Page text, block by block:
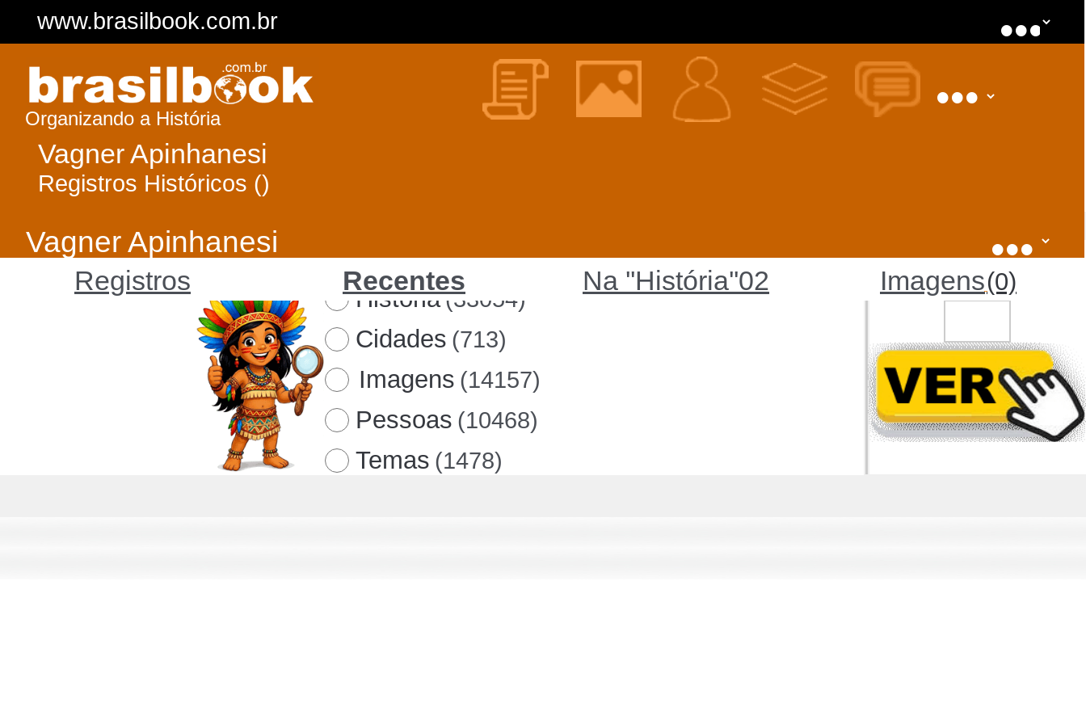
www.brasilbook.com.br
Organizando a História
Vagner Apinhanesi
Registros Históricos ()
Vagner Apinhanesi
Registros Recentes Na ''História''02 Imagens(0)
História(33054)
Cidades (713)
Imagens (14157)
Pessoas (10468)
Temas (1478)
Direto ao ano: